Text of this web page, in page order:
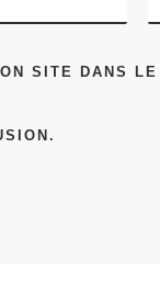
SITE DANS LE